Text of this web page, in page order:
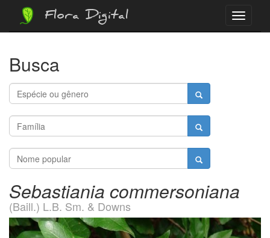
Menu
Flora Digital
Busca
Sebastiania commersoniana
(Baill.) L.B. Sm. & Downs